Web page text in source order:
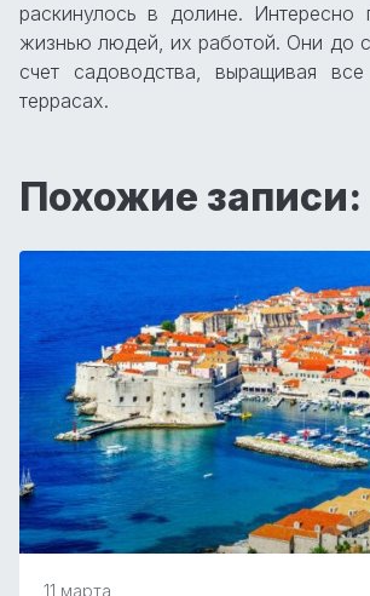
раскинулось в долине. Интересно
жизнью людей, их работой. Они до
счет садоводства, выращивая
террасах.
Похожие записи:
11 марта